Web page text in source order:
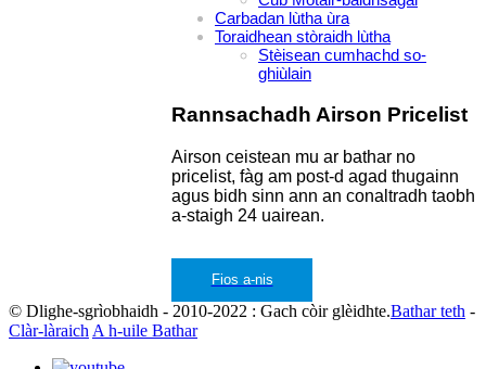
Carbadan lùtha ùra
Toraidhean stòraidh lùtha
Stèisean cumhachd so-
ghiùlain
Rannsachadh Airson Pricelist
Airson ceistean mu ar bathar no
pricelist, fàg am post-d agad thugainn
agus bidh sinn ann an conaltradh taobh
a-staigh 24 uairean.
Fios a-nis
© Dlighe-sgrìobhaidh - 2010-2022 : Gach còir glèidhte.Bathar teth -
Clàr-làraich A h-uile Bathar